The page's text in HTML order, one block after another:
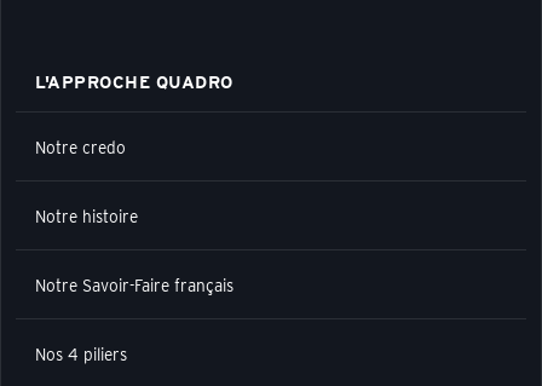
L'APPROCHE QUADRO
Notre credo
Notre histoire
Notre Savoir-Faire français
Nos 4 piliers